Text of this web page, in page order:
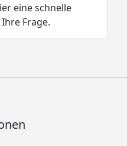
eine schnelle
Frage.